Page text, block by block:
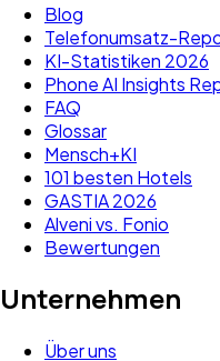
Blog
Telefonumsatz-
KI-Statistiken 2026
Phone AI Insights
FAQ
Glossar
Mensch+KI
101 besten Hotels
GASTIA 2026
Alveni vs. Fonio
Bewertungen
Unternehmen
Über uns